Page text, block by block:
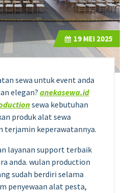
sewa untuk event anda
elegan? anekasewa.id
sewa kebutuhan
produk alat sewa
terjamin keperawatannya.
layanan support terbaik
anda. wulan production
sudah berdiri selama
penyewaan alat pesta,
19 MEI 2025